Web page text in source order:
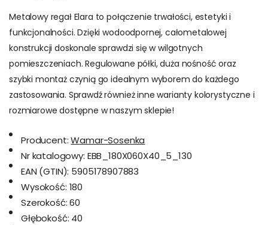
Metalowy regał Elara to połączenie trwałości, estetyki i
funkcjonalności. Dzięki wodoodpornej, całometalowej
konstrukcji doskonale sprawdzi się w wilgotnych
pomieszczeniach. Regulowane półki, duża nośność oraz
szybki montaż czynią go idealnym wyborem do każdego
zastosowania. Sprawdź również inne warianty kolorystyczne i
rozmiarowe dostępne w naszym sklepie!
Producent: Wamar-Sosenka
Nr katalogowy: EBB_180X060X40_5_130
EAN (GTIN): 5905178907883
Wysokość: 180
Szerokość: 60
Głębokość: 40